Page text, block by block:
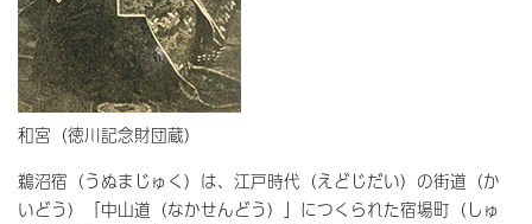
和宮（徳川記念財団蔵）
鵜沼宿（うぬまじゅく）は、江戸時代（えどじだい）の街道（か
いどう）「中山道（なかせんどう）」につくられた宿場町（しゅ